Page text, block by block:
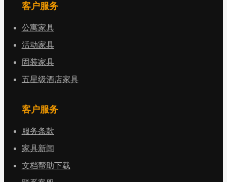
客户服务
公寓家具
活动家具
固装家具
五星级酒店家具
客户服务
服务条款
家具新闻
文档帮助下载